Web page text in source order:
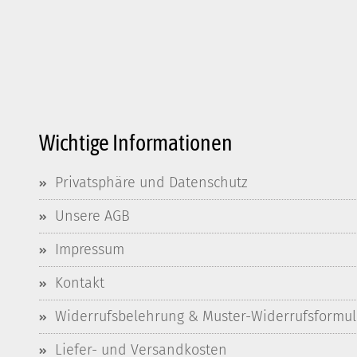
Wichtige Informationen
Privatsphäre und Datenschutz
Unsere AGB
Impressum
Kontakt
Widerrufsbelehrung & Muster-
Liefer- und Versandkosten